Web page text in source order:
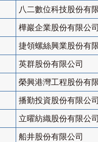
八二數位科技股份有
樺巖企業股份有限公司
捷領螺絲興業股份有
英群股份有限公司
榮興港灣工程股份有
播勤投資股份有限公司
立曜紡織股份有限公司
船井股份有限公司